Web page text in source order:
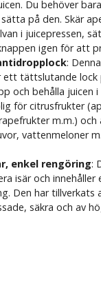
Du behöver
på den. Skär
i juicepressen,
igen för att
:
ett tättslutande
och behålla juicen i
för citrusfrukter
m.m.) och
vattenmeloner
enkel rengöring:
isär och innehåller
Den har tillverkats
säkra och av